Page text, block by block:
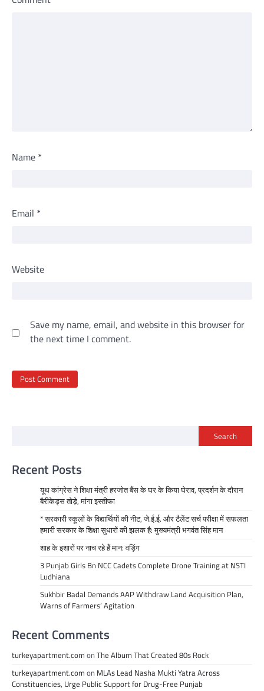
Name *
Email *
Website
Save my name, email, and website in this browser for
the next time I comment.
Search
Recent Posts
यूथ कांग्रेस ने शिक्षा मंत्री हरजोत बैंस के घर के किया घेराव, प्रदर्शन के दौरान
बैरीकेड्स तोड़े, मांगा इस्तीफा
* सरकारी स्कूलों के विद्यार्थियों की नीट, जे.ई.ई. और टैलेंट सर्च परीक्षा में सफलता
हमारी सरकार के शिक्षा सुधारों की झलक है: मुख्यमंत्री भगवंत सिंह मान
शाह के इशारों पर नाच रहे हैं मान: वड़िंग
3 Punjab Girls Bn NCC Cadets Complete Drone Training at NSTI
Ludhiana
Sukhbir Badal Demands AAP Withdraw Land Acquisition Plan,
Warns of Farmers’ Agitation
Recent Comments
turkeyapartment.com on The Album That Created 80s Rock
turkeyapartment.com on MLAs Lead Nasha Mukti Yatra Across
Constituencies, Urge Public Support for Drug-Free Punjab